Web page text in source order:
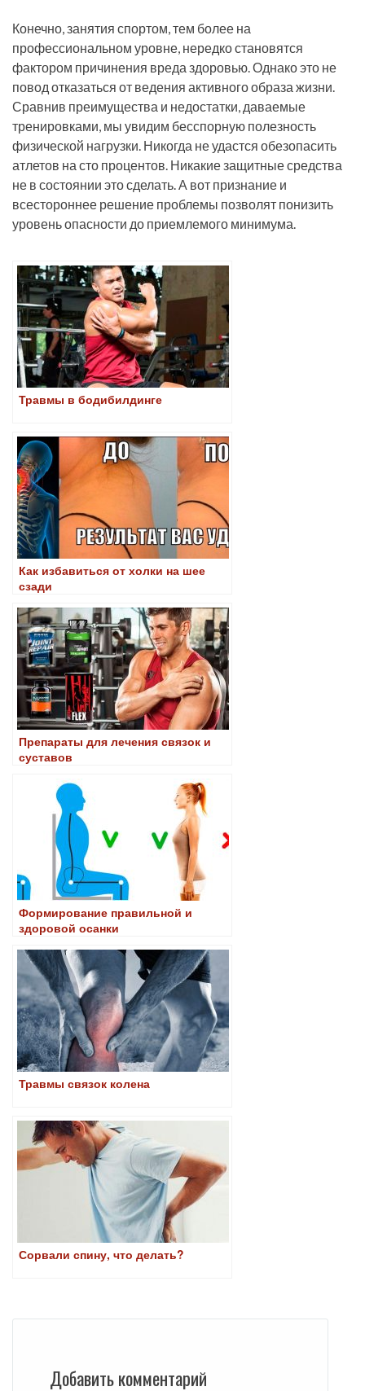
Конечно, занятия спортом, тем более на
профессиональном уровне, нередко становятся
фактором причинения вреда здоровью. Однако это не
повод отказаться от ведения активного образа жизни.
Сравнив преимущества и недостатки, даваемые
тренировками, мы увидим бесспорную полезность
физической нагрузки. Никогда не удастся обезопасить
атлетов на сто процентов. Никакие защитные средства
не в состоянии это сделать. А вот признание и
всестороннее решение проблемы позволят понизить
уровень опасности до приемлемого минимума.
Травмы в бодибилдинге
Как избавиться от холки на шее
сзади
Препараты для лечения связок и
суставов
Формирование правильной и
здоровой осанки
Травмы связок колена
Сорвали спину, что делать?
Добавить комментарий